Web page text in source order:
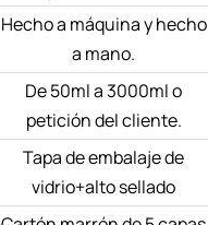
Hecho a máquina y hecho
a mano.
De 50ml a 3000ml o
petición del cliente.
Tapa de embalaje de
vidrio+alto sellado